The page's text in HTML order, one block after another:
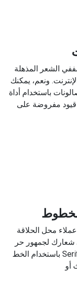
الشعر المذهلة
ونعم، يمكنك
باستخدام أداة
قيود مفروضة على
محل الحلاقة
شعارك لجمهور حر
باستخدام الخط Serif. يجب على مصفف الشعر الرسمي اختيار